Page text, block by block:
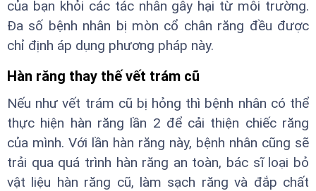
của bạn khỏi các tác nhân gây hại từ môi trường.
Đa số bệnh nhân bị mòn cổ chân răng đều được
chỉ định áp dụng phương pháp này.
Hàn răng thay thế vết trám cũ
Nếu như vết trám cũ bị hỏng thì bệnh nhân có thể
thực hiện hàn răng lần 2 để cải thiện chiếc răng
của mình. Với lần hàn răng này, bệnh nhân cũng sẽ
trải qua quá trình hàn răng an toàn, bác sĩ loại bỏ
vật liệu hàn răng cũ, làm sạch răng và đắp chất